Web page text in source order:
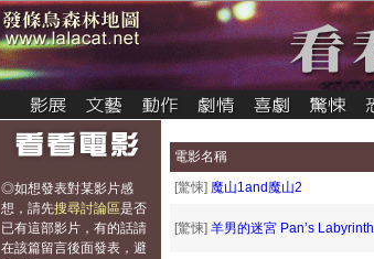
◎如想發表對某影片感
想， 請先搜尋討論區是否
已有這部影片，有的話請
在該篇留言後面發表，避
電影名稱
[驚悚] 魔山1and魔山2
[驚悚] 羊男的迷宮 Pan’s Labyrinth